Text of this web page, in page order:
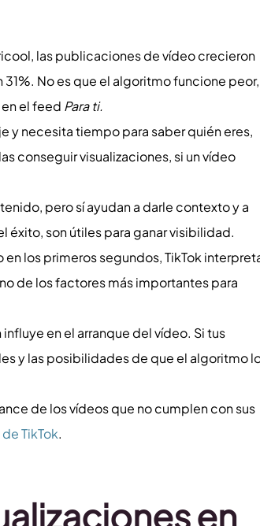
las publicaciones de vídeo crecieron
No es que el algoritmo funcione peor,
el feed Para ti.
y necesita tiempo para saber quién eres,
conseguir visualizaciones, si un vídeo
pero sí ayudan a darle contexto y a
éxito, son útiles para ganar visibilidad.
en los primeros segundos, TikTok
de los factores más importantes para
en el arranque del vídeo. Si tus
y las posibilidades de que el algoritmo
de los vídeos que no cumplen con sus
TikTok.
en